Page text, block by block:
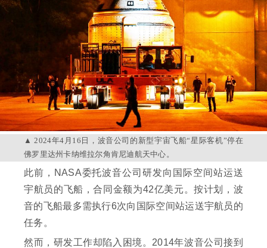
2024年4月16日，波音公司的新型宇宙飞船“星际客机”停在
佛罗里达州卡纳维拉尔角肯尼迪航天中心。
此前，NASA委托波音公司研发向国际空间站运送
宇航员的飞船，合同金额为42亿美元。按计划，波
音的飞船最多需执行6次向国际空间站运送宇航员的
任务。
然而，研发工作却陷入困境。2014年波音公司接到